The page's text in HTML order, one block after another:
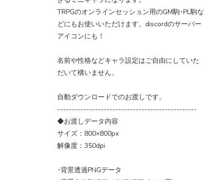
TRPGのオンラインセッション用のGM駒･PL駒な
どにもお使いいただけます。discordのサーバー
アイコンにも！
名前や性格などキャラ設定はご自由にしていた
だいて構いません。
自動ダウンロードでのお渡しです。
------------------------------------------------
◆お渡しデータ内容
サイズ：800×800px
解像度：350dpi
･背景透過PNGデータ